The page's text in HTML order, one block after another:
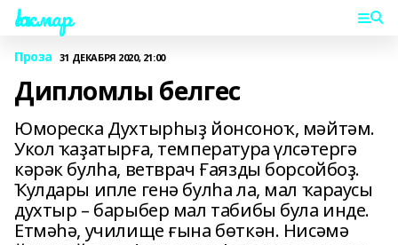
Һаҡмар
Проза 31 ДЕКАБРЯ 2020, 21:00
Дипломлы белгес
Юмореска Духтырһыҙ йонсоноҡ, мәйтәм.
Укол ҡаҙатырға, температура үлсәтергә
кәрәк булһа, ветврач Ғаязды борсойбоҙ.
Ҡулдары ипле генә булһа ла, мал ҡараусы
духтыр – барыбер мал табибы була инде.
Етмәһә, училище ғына бөткән. Нисәмә